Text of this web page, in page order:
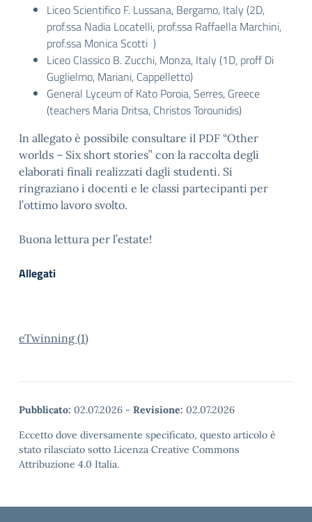
Liceo Scientifico F. Lussana, Bergamo, Italy (2D,
prof.ssa Nadia Locatelli, prof.ssa Raffaella Marchini,
prof.ssa Monica Scotti )
Liceo Classico B. Zucchi, Monza, Italy (1D, proff Di
Guglielmo, Mariani, Cappelletto)
General Lyceum of Kato Poroia, Serres, Greece
(teachers Maria Dritsa, Christos Torounidis)
In allegato è possibile consultare il PDF “Other
worlds – Six short stories” con la raccolta degli
elaborati finali realizzati dagli studenti. Si
ringraziano i docenti e le classi partecipanti per
l’ottimo lavoro svolto.
Buona lettura per l’estate!
Allegati
eTwinning (1)
Pubblicato: 02.07.2026 - Revisione: 02.07.2026
Eccetto dove diversamente specificato, questo articolo è
stato rilasciato sotto Licenza Creative Commons
Attribuzione 4.0 Italia.